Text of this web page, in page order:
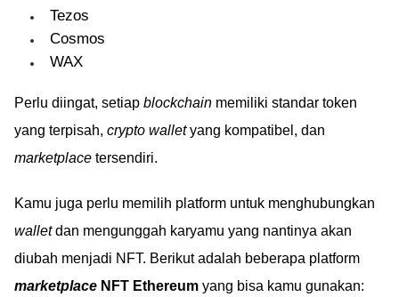
Tezos
Cosmos
WAX
Perlu diingat, setiap blockchain memiliki standar token
yang terpisah, crypto walletyang kompatibel, dan
marketplace tersendiri.
Kamu juga perlu memilih platform untuk menghubungkan
walletdan mengunggah karyamu yang nantinya akan
diubah menjadi NFT. Berikut adalah beberapa platform
marketplace NFT Ethereum yang bisa kamu gunakan: